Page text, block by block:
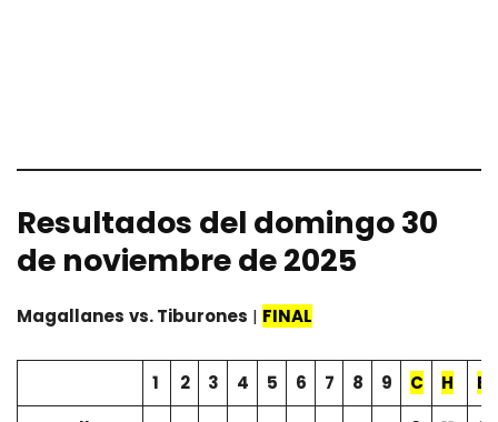
Resultados del domingo 30
de noviembre de 2025
Magallanes vs. Tiburones | FINAL
1 2 3 4 5 6 7 8 9 C H
E